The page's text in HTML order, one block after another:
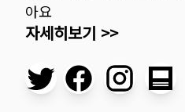
아요
자세히보기 >>